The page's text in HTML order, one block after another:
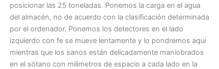
posicionar las 25 toneladas. Ponemos la carga en el agua
del almacén, no de acuerdo con la clasificación determinada
por el ordenador. Ponemos los detectores en el lado
izquierdo con fe se mueve lentamente y lo pondremos aquí
mientras que los sanos están delicadamente maniobrados
en el sótano con milímetros de espacio a cada lado en la